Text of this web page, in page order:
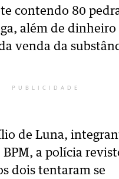
contendo 80
além de dinheiro
venda da
PUBLICIDADE
de Luna,
BPM, a polícia
dois tentaram se